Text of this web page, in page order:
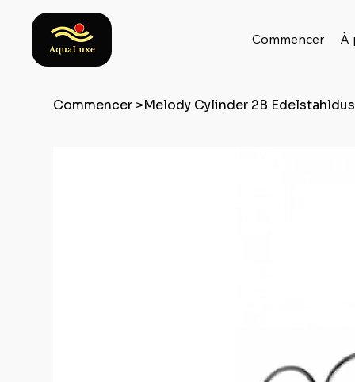
Commencer À
Commencer >Melody Cylinder 2B